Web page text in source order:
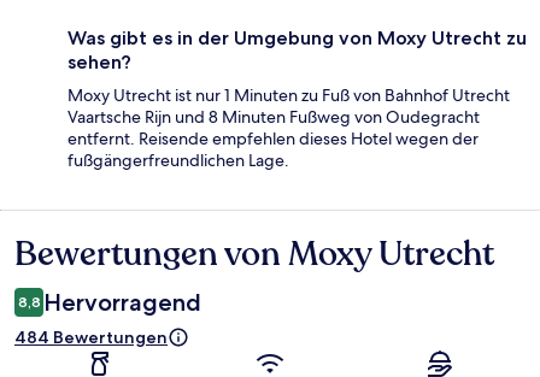
Was gibt es in der Umgebung von Moxy Utrecht zu
sehen?
Moxy Utrecht ist nur 1 Minuten zu Fuß von Bahnhof Utrecht
Vaartsche Rijn und 8 Minuten Fußweg von Oudegracht
entfernt. Reisende empfehlen dieses Hotel wegen der
fußgängerfreundlichen Lage.
Bewertungen
Bewertungen von Moxy Utrecht
8,8 Hervorragend
484 Bewertungen